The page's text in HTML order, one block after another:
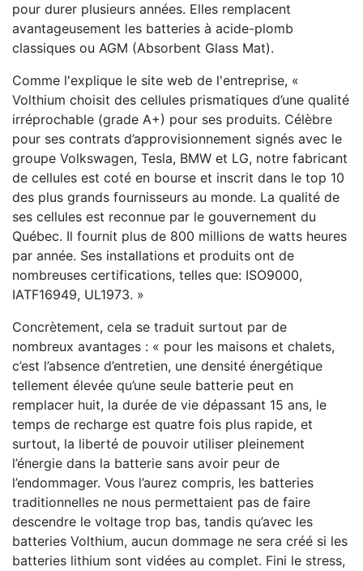
pour durer plusieurs années. Elles remplacent
avantageusement les batteries à acide-plomb
classiques ou AGM (Absorbent Glass Mat).
Comme l'explique le site web de l'entreprise, «
Volthium choisit des cellules prismatiques d’une qualité
irréprochable (grade A+) pour ses produits. Célèbre
pour ses contrats d’approvisionnement signés avec le
groupe Volkswagen, Tesla, BMW et LG, notre fabricant
de cellules est coté en bourse et inscrit dans le top 10
des plus grands fournisseurs au monde. La qualité de
ses cellules est reconnue par le gouvernement du
Québec. Il fournit plus de 800 millions de watts heures
par année. Ses installations et produits ont de
nombreuses certifications, telles que: ISO9000,
IATF16949, UL1973. »
Concrètement, cela se traduit surtout par de
nombreux avantages : « pour les maisons et chalets,
c’est l’absence d’entretien, une densité énergétique
tellement élevée qu’une seule batterie peut en
remplacer huit, la durée de vie dépassant 15 ans, le
temps de recharge est quatre fois plus rapide, et
surtout, la liberté de pouvoir utiliser pleinement
l’énergie dans la batterie sans avoir peur de
l’endommager. Vous l’aurez compris, les batteries
traditionnelles ne nous permettaient pas de faire
descendre le voltage trop bas, tandis qu’avec les
batteries Volthium, aucun dommage ne sera créé si les
batteries lithium sont vidées au complet. Fini le stress,